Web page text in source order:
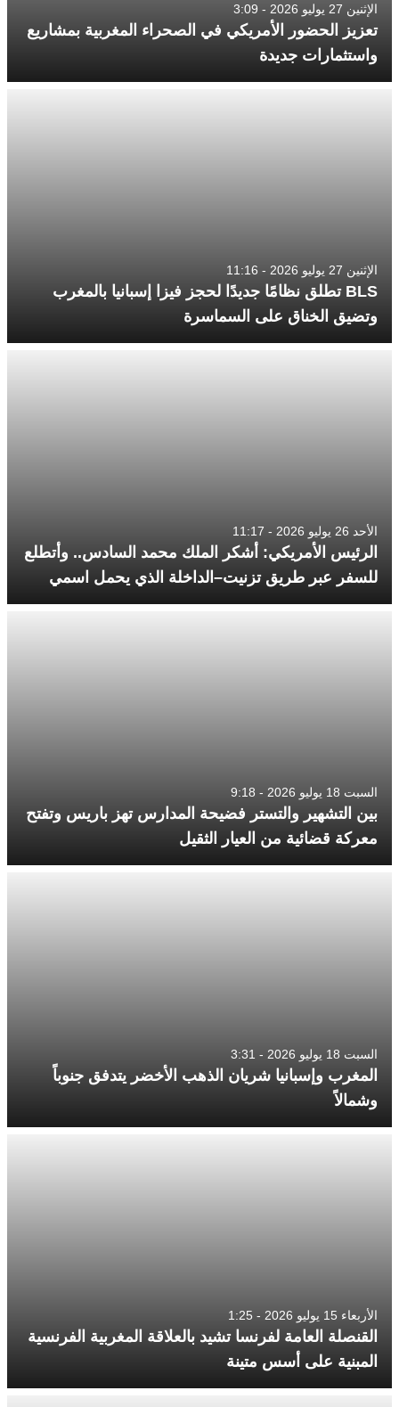
الإثنين 27 يوليو 2026 - 3:09
تعزيز الحضور الأمريكي في الصحراء المغربية بمشاريع
واستثمارات جديدة
الإثنين 27 يوليو 2026 - 11:16
BLS تطلق نظامًا جديدًا لحجز فيزا إسبانيا بالمغرب
وتضيق الخناق على السماسرة
الأحد 26 يوليو 2026 - 11:17
الرئيس الأمريكي: أشكر الملك محمد السادس.. وأتطلع
للسفر عبر طريق تزنيت–الداخلة الذي يحمل اسمي
السبت 18 يوليو 2026 - 9:18
بين التشهير والتستر فضيحة المدارس تهز باريس وتفتح
معركة قضائية من العيار الثقيل
السبت 18 يوليو 2026 - 3:31
المغرب وإسبانيا شريان الذهب الأخضر يتدفق جنوباً
وشمالاً
الأربعاء 15 يوليو 2026 - 1:25
القنصلة العامة لفرنسا تشيد بالعلاقة المغربية الفرنسية
المبنية على أسس متينة